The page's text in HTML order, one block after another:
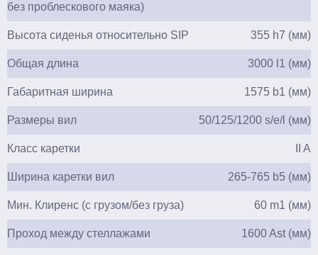
без проблескового маяка)
Высота сиденья относительно SIP 355 h7 (мм)
Общая длина 3000 l1 (мм)
Габаритная ширина 1575 b1 (мм)
Размеры вил 50/125/1200 s/e/l (мм)
Класс каретки II A
Ширина каретки вил 265-765 b5 (мм)
Мин. Клиренс (с грузом/без груза) 60 m1 (мм)
Проход между стеллажами 1600 Ast (мм)